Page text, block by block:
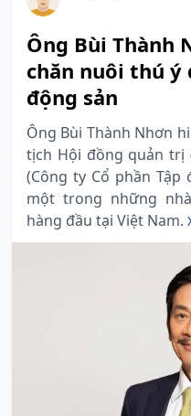
Ông Bùi Thành
chăn nuôi thú ý
động sản
Ông Bùi Thành Nhơn
tịch Hội đồng quản trị
(Công ty Cổ phần
một trong những
hàng đầu tại Việt Nam.